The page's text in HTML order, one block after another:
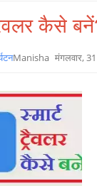
कैसे
Manisha मंगलवार,